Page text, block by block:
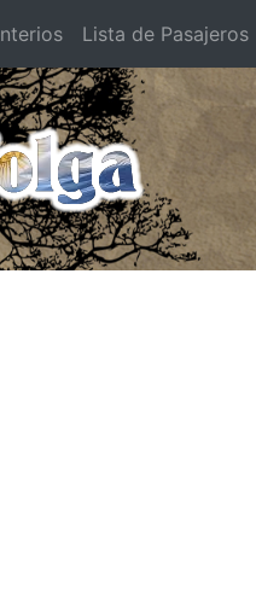
Lista de Pasajeros